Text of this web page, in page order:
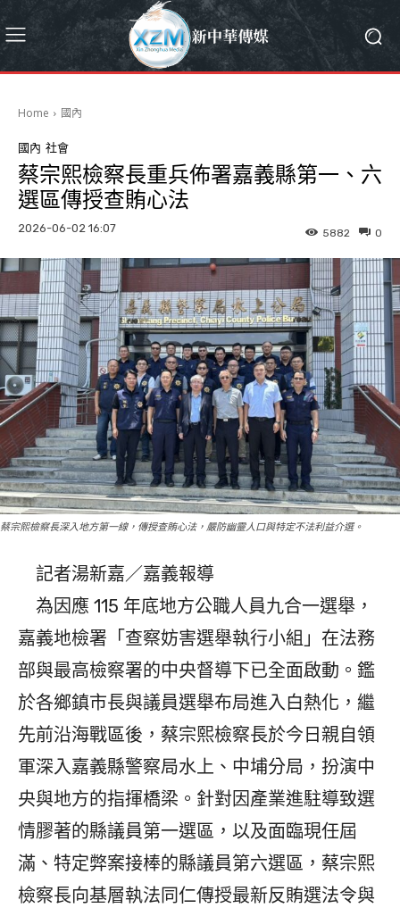
Home 國內
國內 社會
蔡宗熙檢察長重兵佈署嘉義縣第一、六
選區傳授查賄心法
2026-06-02 16:07 0
5882
蔡宗熙檢察長深入地方第一線，傳授查賄心法，嚴防幽靈人口與特定不法利益介選。
記者湯新嘉／嘉義報導
為因應 115 年底地方公職人員九合一選舉，
嘉義地檢署「查察妨害選舉執行小組」在法務
部與最高檢察署的中央督導下已全面啟動。鑑
於各鄉鎮市長與議員選舉布局進入白熱化，繼
先前沿海戰區後，蔡宗熙檢察長於今日親自領
軍深入嘉義縣警察局水上、中埔分局，扮演中
央與地方的指揮橋梁。針對因產業進駐導致選
情膠著的縣議員第一選區，以及面臨現任屆
滿、特定弊案接棒的縣議員第六選區，蔡宗熙
檢察長向基層執法同仁傳授最新反賄選法令與